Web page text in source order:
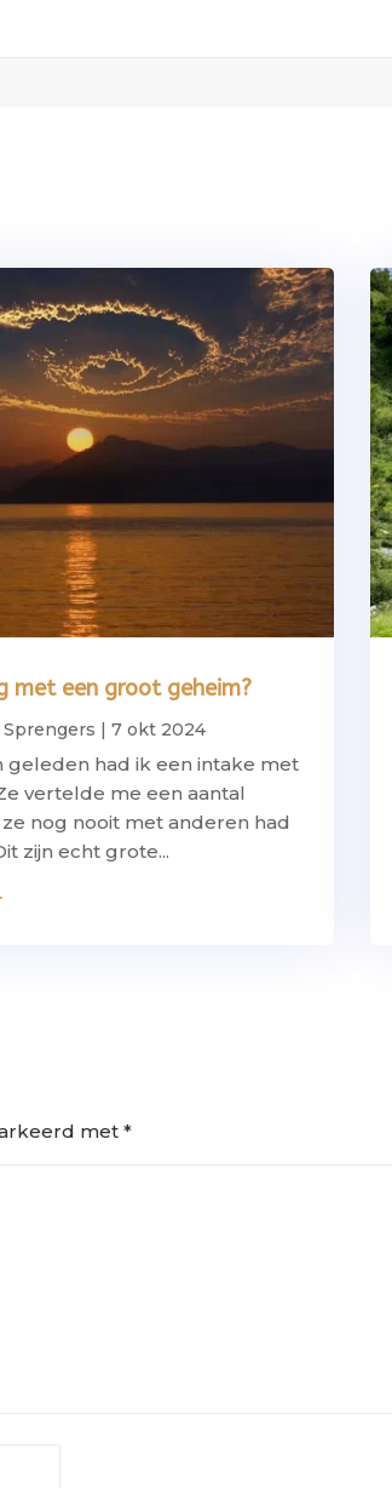
met een groot geheim?
| 7 okt 2024
geleden had ik een intake met
vertelde me een aantal
nog nooit met anderen had
zijn echt grote...
met *